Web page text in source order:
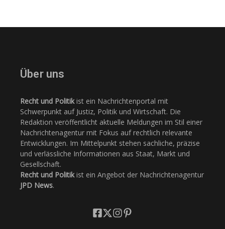
Über uns
Recht und Politikist ein Nachrichtenportal mit
Schwerpunkt auf Justiz, Politik und Wirtschaft. Die
Redaktion veröffentlicht aktuelle Meldungen im Stil einer
Nachrichtenagentur mit Fokus auf rechtlich relevante
Entwicklungen. Im Mittelpunkt stehen sachliche, präzise
und verlässliche Informationen aus Staat, Markt und
Gesellschaft.
Recht und Politikist ein Angebot der Nachrichtenagentur
JPD News.